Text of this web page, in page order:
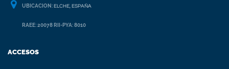
UBICACION: ELCHE, ESPAÑA
RAEE: 20078 RII-PYA: 8010
ACCESOS